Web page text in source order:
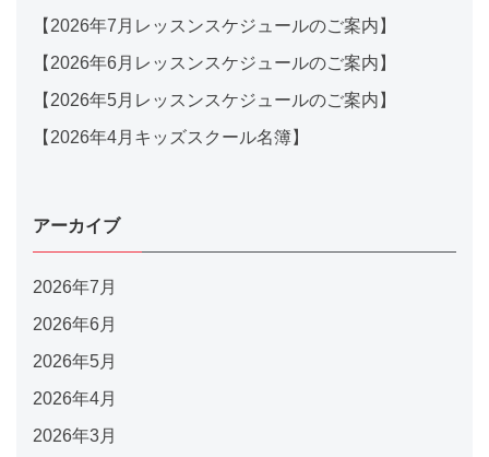
【2026年7月レッスンスケジュールのご案内】
【2026年6月レッスンスケジュールのご案内】
【2026年5月レッスンスケジュールのご案内】
【2026年4月キッズスクール名簿】
アーカイブ
2026年7月
2026年6月
2026年5月
2026年4月
2026年3月